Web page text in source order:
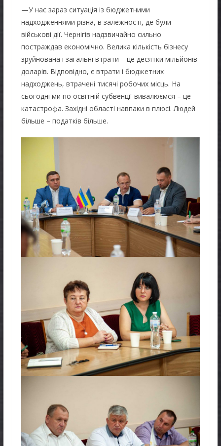
—У нас зараз ситуація із бюджетними
надходженнями різна, в залежності, де були
військові дії. Чернігів надзвичайно сильно
постраждав економічно. Велика кількість бізнесу
зруйнована і загальні втрати – це десятки мільйонів
доларів. Відповідно, є втрати і бюджетних
надходжень, втрачені тисячі робочих місць. На
сьогодні ми по освітній субвенції вивалюємся – це
катастрофа. Західні області навпаки в плюсі. Людей
більше – податків більше.